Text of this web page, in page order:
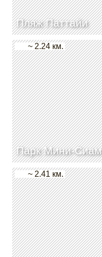
Пляж Паттайи
Парк Мини-Сиам
~ 2.24 км.
~ 2.41 км.